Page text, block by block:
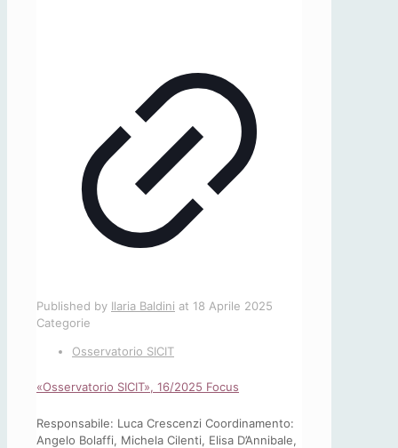
Published by Ilaria Baldini at 18 Aprile 2025
Categorie
Osservatorio SICIT
«Osservatorio SICIT», 16/2025 Focus
Responsabile: Luca Crescenzi Coordinamento:
Angelo Bolaffi, Michela Cilenti, Elisa D’Annibale,